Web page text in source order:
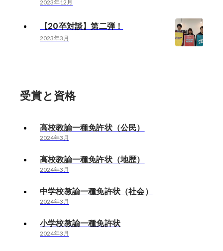
2023年12月
【20卒対談】第二弾！
2023年3月
受賞と資格
高校教諭一種免許状（公民）
2024年3月
高校教諭一種免許状（地歴）
2024年3月
中学校教諭一種免許状（社会）
2024年3月
小学校教諭一種免許状
2024年3月